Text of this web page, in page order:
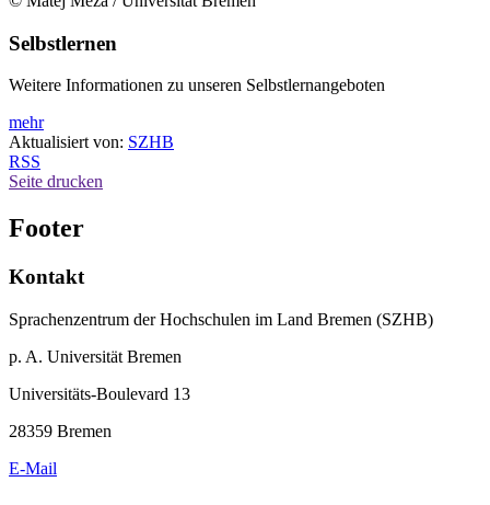
Selbstlernen
Weitere Informationen zu unseren Selbstlernangeboten
mehr
Aktualisiert von: SZHB
RSS
Seite drucken
Footer
Kontakt
Sprachenzentrum der Hochschulen im Land Bremen (SZHB)
p. A. Universität Bremen
Universitäts-Boulevard 13
28359 Bremen
E-Mail